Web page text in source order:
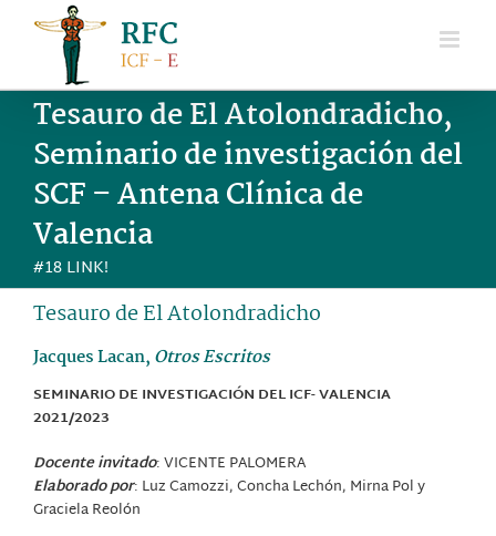
contenido
Tesauro de El Atolondradicho,
Seminario de investigación del
SCF – Antena Clínica de
Valencia
#18 LINK!
Tesauro de El Atolondradicho
Jacques Lacan, Otros Escritos
SEMINARIO DE INVESTIGACIÓN DELICF- VALENCIA
2021/2023
Docente invitado: VICENTE PALOMERA
Elaborado por: Luz Camozzi, Concha Lechón, Mirna Pol y
Graciela Reolón